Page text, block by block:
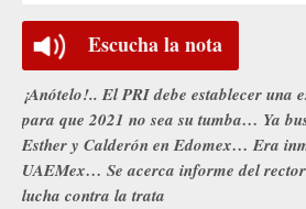
Escucha la nota
¡Anótelo!.. El PRI debe establecer una
para que 2021 no sea su tumba… Ya
Esther y Calderón en Edomex… Era
UAEMex… Se acerca informe del
lucha contra la trata